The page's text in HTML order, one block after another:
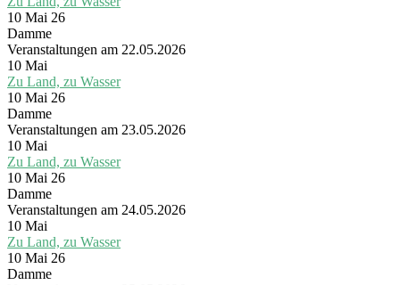
10 Mai 26
Damme
Veranstaltungen am 22.05.2026
10 Mai
Zu Land, zu Wasser
10 Mai 26
Damme
Veranstaltungen am 23.05.2026
10 Mai
Zu Land, zu Wasser
10 Mai 26
Damme
Veranstaltungen am 24.05.2026
10 Mai
Zu Land, zu Wasser
10 Mai 26
Damme